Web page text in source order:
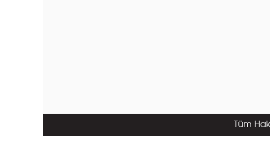
Tüm